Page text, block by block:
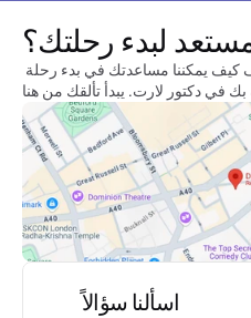
لبدء رحلتك؟
اسألنا سؤالاً